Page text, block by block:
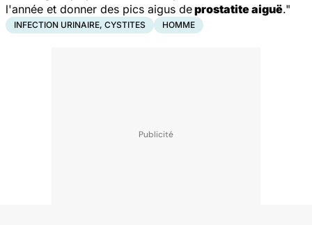
l'année et donner des pics aigus deprostatite aiguë."
INFECTION URINAIRE, CYSTITES HOMME